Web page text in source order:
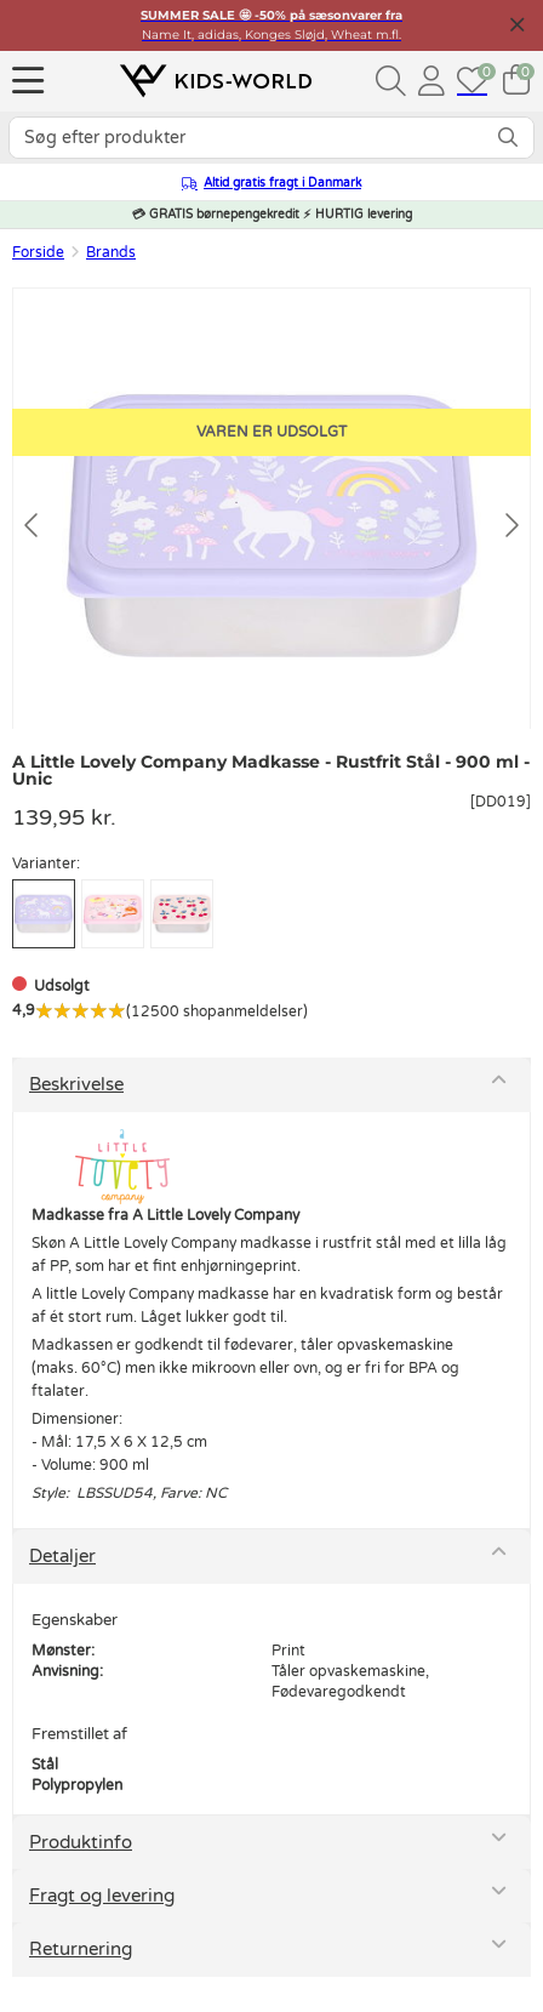
SUMMER SALE 🤩 -50% på sæsonvarer fra
Name It, adidas, Konges Sløjd, Wheat m.fl.
0 0
Altid gratis fragt i Danmark
💳 GRATIS børnepengekredit ⚡ HURTIG levering
Forside Brands
VAREN ER UDSOLGT
A Little Lovely Company Madkasse - Rustfrit Stål - 900 ml -
Unic
[DD019]
139,95 kr.
Varianter:
Udsolgt
4,9
(12500 shopanmeldelser)
Beskrivelse
Madkasse fra A Little Lovely Company
Skøn A Little Lovely Company madkasse i rustfrit stål med et lilla låg
af PP, som har et fint enhjørningeprint.
A little Lovely Company madkasse har en kvadratisk form og består
af ét stort rum. Låget lukker godt til.
Madkassen er godkendt til fødevarer, tåler opvaskemaskine
(maks. 60°C) men ikke mikroovn eller ovn, og er fri for BPA og
ftalater.
Dimensioner:
- Mål: 17,5 X 6 X 12,5 cm
- Volume: 900 ml
Style: LBSSUD54, Farve: NC
Detaljer
Egenskaber
Mønster:
Print
Anvisning:
Tåler opvaskemaskine,
Fødevaregodkendt
Fremstillet af
Stål
Polypropylen
Produktinfo
Fragt og levering
Returnering